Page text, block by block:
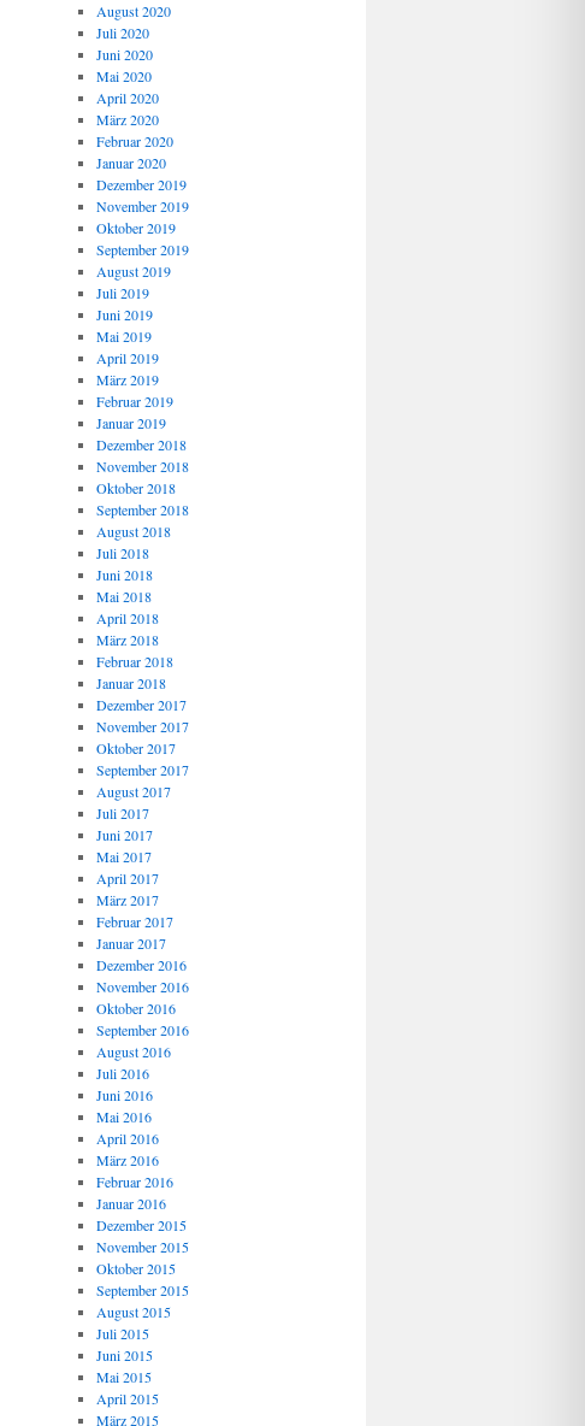
August 2020
Juli 2020
Juni 2020
Mai 2020
April 2020
März 2020
Februar 2020
Januar 2020
Dezember 2019
November 2019
Oktober 2019
September 2019
August 2019
Juli 2019
Juni 2019
Mai 2019
April 2019
März 2019
Februar 2019
Januar 2019
Dezember 2018
November 2018
Oktober 2018
September 2018
August 2018
Juli 2018
Juni 2018
Mai 2018
April 2018
März 2018
Februar 2018
Januar 2018
Dezember 2017
November 2017
Oktober 2017
September 2017
August 2017
Juli 2017
Juni 2017
Mai 2017
April 2017
März 2017
Februar 2017
Januar 2017
Dezember 2016
November 2016
Oktober 2016
September 2016
August 2016
Juli 2016
Juni 2016
Mai 2016
April 2016
März 2016
Februar 2016
Januar 2016
Dezember 2015
November 2015
Oktober 2015
September 2015
August 2015
Juli 2015
Juni 2015
Mai 2015
April 2015
März 2015